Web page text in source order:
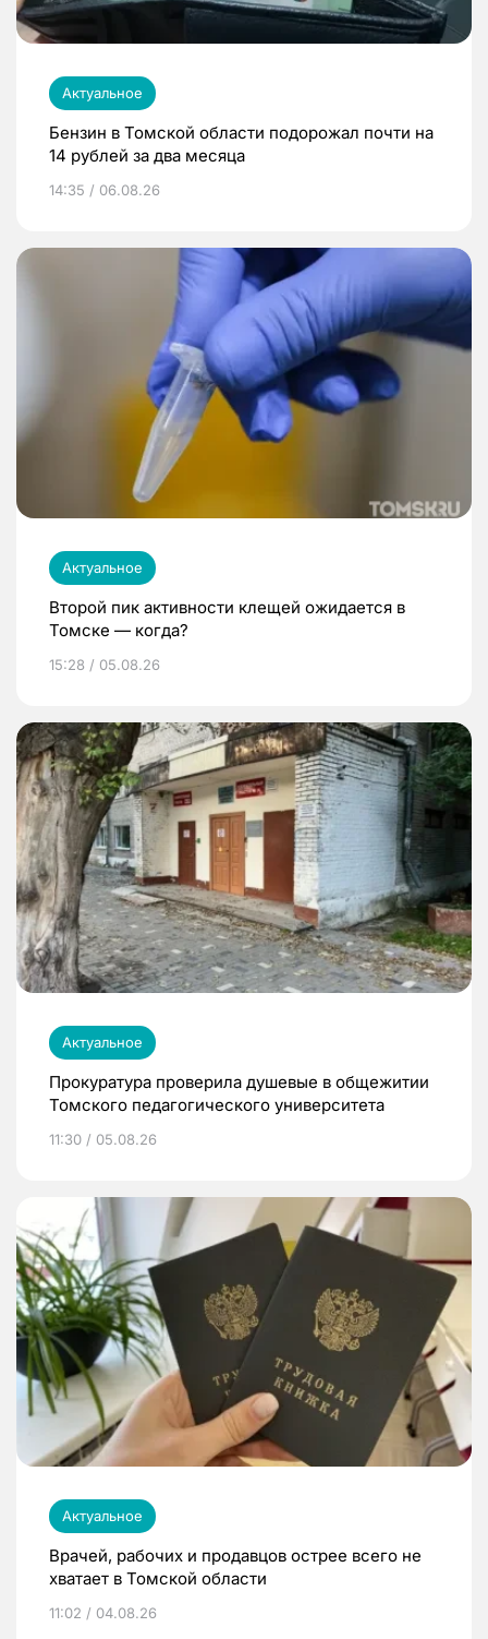
Актуальное
Бензин в Томской области подорожал почти на
14 рублей за два месяца
14:35 / 06.08.26
Актуальное
Второй пик активности клещей ожидается в
Томске — когда?
15:28 / 05.08.26
Актуальное
Прокуратура проверила душевые в общежитии
Томского педагогического университета
11:30 / 05.08.26
Актуальное
Врачей, рабочих и продавцов острее всего не
хватает в Томской области
11:02 / 04.08.26